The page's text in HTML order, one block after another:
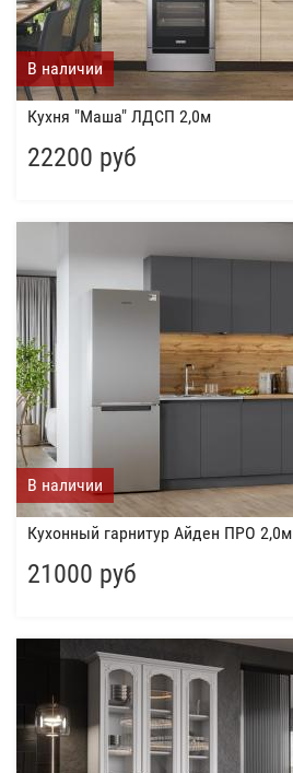
В наличии
Кухня "Маша" ЛДСП 2,0м
22200 руб
В наличии
Кухонный гарнитур Айден ПРО 2,0м
21000 руб